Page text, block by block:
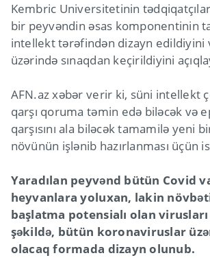
Kembric Universitetinin
bir peyvəndin əsas komponentinin
intellekt tərəfindən dizayn edildiyini
üzərində sınaqdan keçirildiyini
AFN.az xəbər verir ki, süni intellekt
qarşı qoruma təmin edə biləcək və
qarşısını ala biləcək tamamilə yeni
növünün işlənib hazırlanması üçün
Yaradılan peyvənd bütün Covid
heyvanlara yoluxan, lakin
başlatma potensialı olan
şəkildə, bütün koronaviruslar
olacaq formada dizayn olunub.